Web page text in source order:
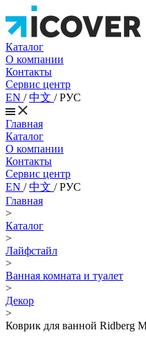
Каталог
О компании
Контакты
Сервис центр
EN /中文 /РУС
Главная
Каталог
О компании
Контакты
Сервис центр
EN /中文 /РУС
Главная
>
Каталог
>
Лайфстайл
>
Ванная комната и туалет
>
Декор
>
Коврик для ванной Ridberg